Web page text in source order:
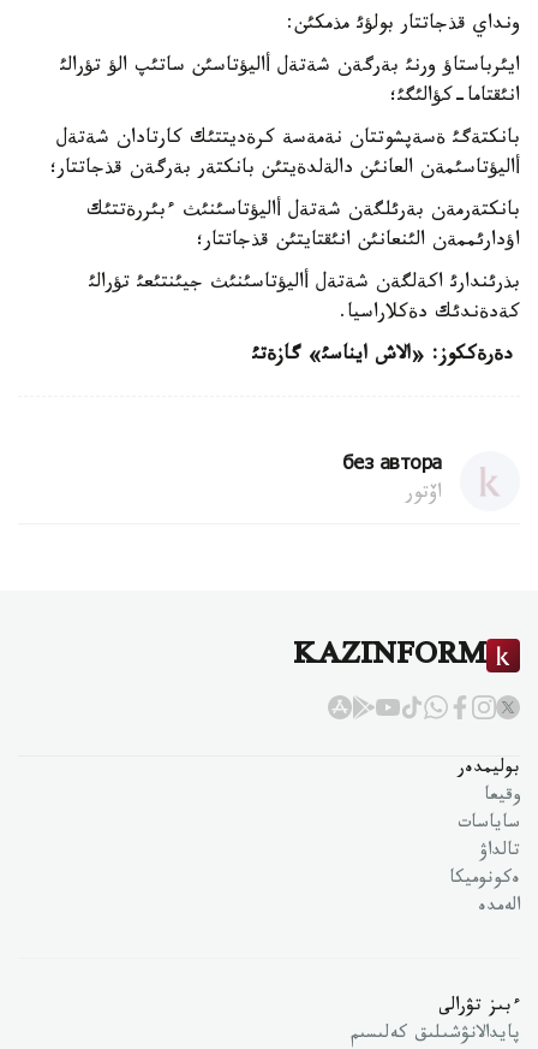
ونداي قذجاتتار بولؤئ مذمكئن:
ايئرباستاؤ ورنئ بةرگةن شةتةل أاليؤتاسئن ساتئپ الؤ تؤرالئ
انئقتاما-كؤالئگئ؛
بانكتةگئ ةسةپشوتتان نةمةسة كرةديتتئك كارتادان شةتةل
أاليؤتاسئمةن العانئن دالةلدةيتئن بانكتةر بةرگةن قذجاتتار؛
بانكتةرمةن بةرئلگةن شةتةل أاليؤتاسئنئث ءبئررةتتئك
اؤدارئممةن الئنعانئن انئقتايتئن قذجاتتار؛
بذرئندارئ اكةلگةن شةتةل أاليؤتاسئنئث جيئنتئعئ تؤرالئ
كةدةندئك دةكلاراسيا.
دةرةككوز: «الاش ايناسئ» گازةتئ
без автора
اۆتور
KAZINFORM
بوليمدەر
وقيعا
ساياسات
تالداۋ
ەكونوميكا
الەمدە
ءبىز تۋرالى
پايدالانۋشىلىق كەلىسىم